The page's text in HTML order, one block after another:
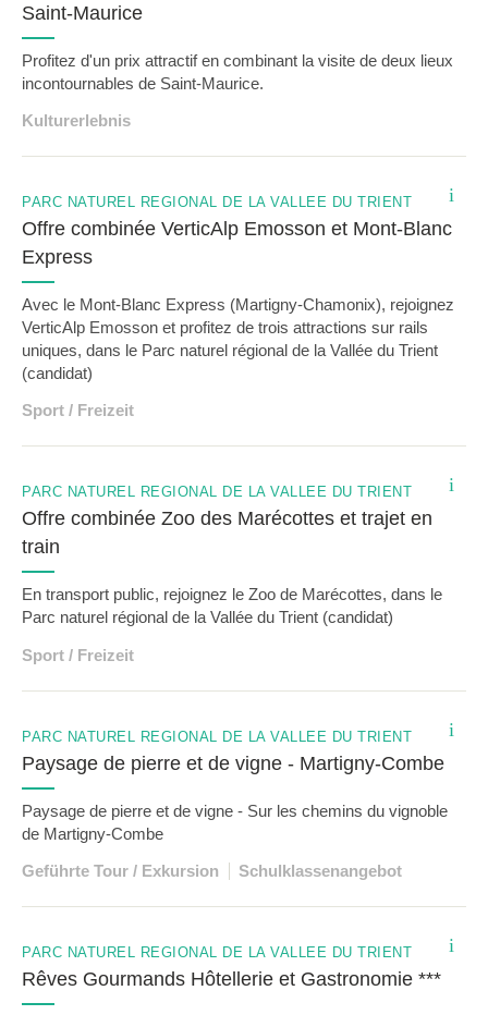
Saint-Maurice
Profitez d'un prix attractif en combinant la visite de deux lieux
incontournables de Saint-Maurice.
Kulturerlebnis
i
PARC NATUREL RÉGIONAL DE LA VALLÉE DU TRIENT
Offre combinée VerticAlp Emosson et Mont-Blanc
Express
Avec le Mont-Blanc Express (Martigny-Chamonix), rejoignez
VerticAlp Emosson et profitez de trois attractions sur rails
uniques, dans le Parc naturel régional de la Vallée du Trient
(candidat)
Sport / Freizeit
i
PARC NATUREL RÉGIONAL DE LA VALLÉE DU TRIENT
Offre combinée Zoo des Marécottes et trajet en
train
En transport public, rejoignez le Zoo de Marécottes, dans le
Parc naturel régional de la Vallée du Trient (candidat)
Sport / Freizeit
i
PARC NATUREL RÉGIONAL DE LA VALLÉE DU TRIENT
Paysage de pierre et de vigne - Martigny-Combe
Paysage de pierre et de vigne - Sur les chemins du vignoble
de Martigny-Combe
Geführte Tour / Exkursion Schulklassenangebot
i
PARC NATUREL RÉGIONAL DE LA VALLÉE DU TRIENT
Rêves Gourmands Hôtellerie et Gastronomie ***